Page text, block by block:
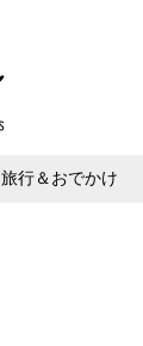
旅行＆おでかけ